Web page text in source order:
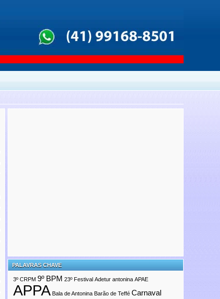
PALAVRAS CHAVE
3º CRPM 9º BPM 23º Festival Adetur antonina APAE
APPA Bala de Antonina Barão de Teffé Carnaval